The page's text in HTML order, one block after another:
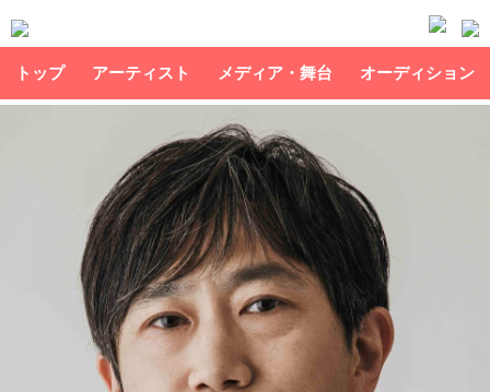
トップ アーティスト メディア・舞台 オーディション